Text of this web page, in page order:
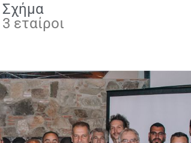
Σχήμα
3 εταίροι